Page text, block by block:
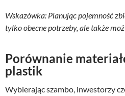
Wskazówka: Planując pojemność
tylko obecne potrzeby, ale także
Porównanie
plastik
Wybierając szambo, inwestorzy